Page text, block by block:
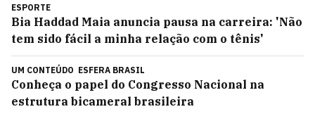
ESPORTE
Bia Haddad Maia anuncia pausa na carreira: 'Não
tem sido fácil a minha relação com o tênis'
UM CONTEÚDO ESFERA BRASIL
Conheça o papel do Congresso Nacional na
estrutura bicameral brasileira